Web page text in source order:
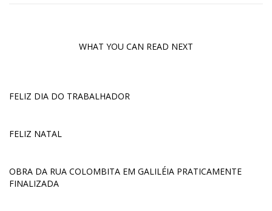
WHAT YOU CAN READ NEXT
FELIZ DIA DO TRABALHADOR
FELIZ NATAL
OBRA DA RUA COLOMBITA EM GALILÉIA PRATICAMENTE
FINALIZADA